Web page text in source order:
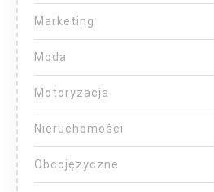
Marketing
Moda
Motoryzacja
Nieruchomości
Obcojęzyczne